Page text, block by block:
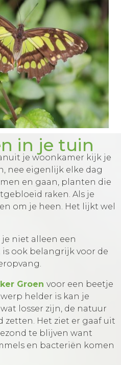
in je tuin
je woonkamer kijk je
nee eigenlijk elke dag
en gaan, planten die
raken. Als je
om je heen. Het lijkt wel
niet alleen een
ook belangrijk voor de
Groen voor een beetje
helder is kan je
losser zijn, de natuur
zetten. Het ziet er gaaf uit
te blijven want
en bacteriën komen